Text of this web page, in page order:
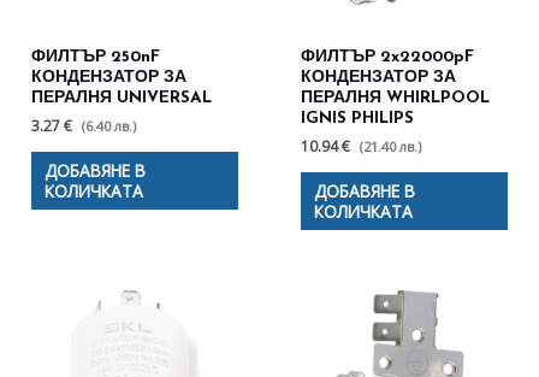
ФИЛТЪР 250nF
КОНДЕНЗАТОР ЗА
ПЕРАЛНЯ UNIVERSAL
3.27 € (6.40 лв.)
ДОБАВЯНЕ В
КОЛИЧКАТА
ФИЛТЪР 2x22000pF
КОНДЕНЗАТОР ЗА
ПЕРАЛНЯ WHIRLPOOL
IGNIS PHILIPS
10.94 € (21.40 лв.)
ДОБАВЯНЕ В
КОЛИЧКАТА